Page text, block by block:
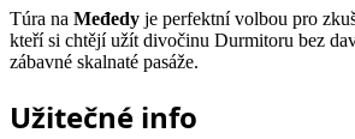
Túra na Međedy je perfektní volbou pro
kteří si chtějí užít divočinu Durmitoru bez
zábavné skalnaté pasáže.
Užitečné info